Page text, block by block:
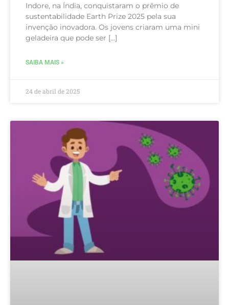
Indore, na Índia, conquistaram o prêmio de
sustentabilidade Earth Prize 2025 pela sua
invenção inovadora. Os jovens criaram uma mini
geladeira que pode ser […]
SAIBA MAIS »
24 de abril de 2025